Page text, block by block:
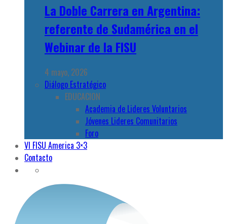
La Doble Carrera en Argentina:
referente de Sudamérica en el
Webinar de la FISU
4 mayo, 2026
Diálogo Estratégico
EDUCACION
Academia de Lideres Voluntarios
Jóvenes Lideres Comunitarios
Foro
VI FISU America 3×3
Contacto